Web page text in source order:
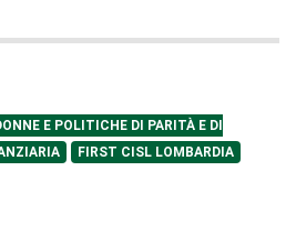
E POLITICHE DI PARITÀ E DI
FIRST CISL LOMBARDIA